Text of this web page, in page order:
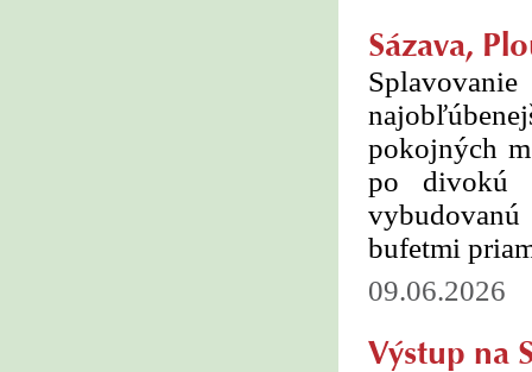
Sázava,
pokojných
po divokú
bufetmi
09.06.2026
Výstup na